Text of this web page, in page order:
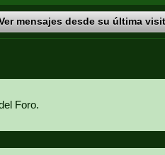
mensajes desde su última
Foro.